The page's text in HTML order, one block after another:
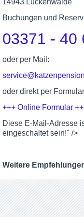
14943 Luckenwalde
Buchungen und
03371 - 40
oder per Mail:
oder direkt per Formular
+++ Online Formular
Diese E-Mail-Adresse
eingeschaltet sein!" />
Weitere